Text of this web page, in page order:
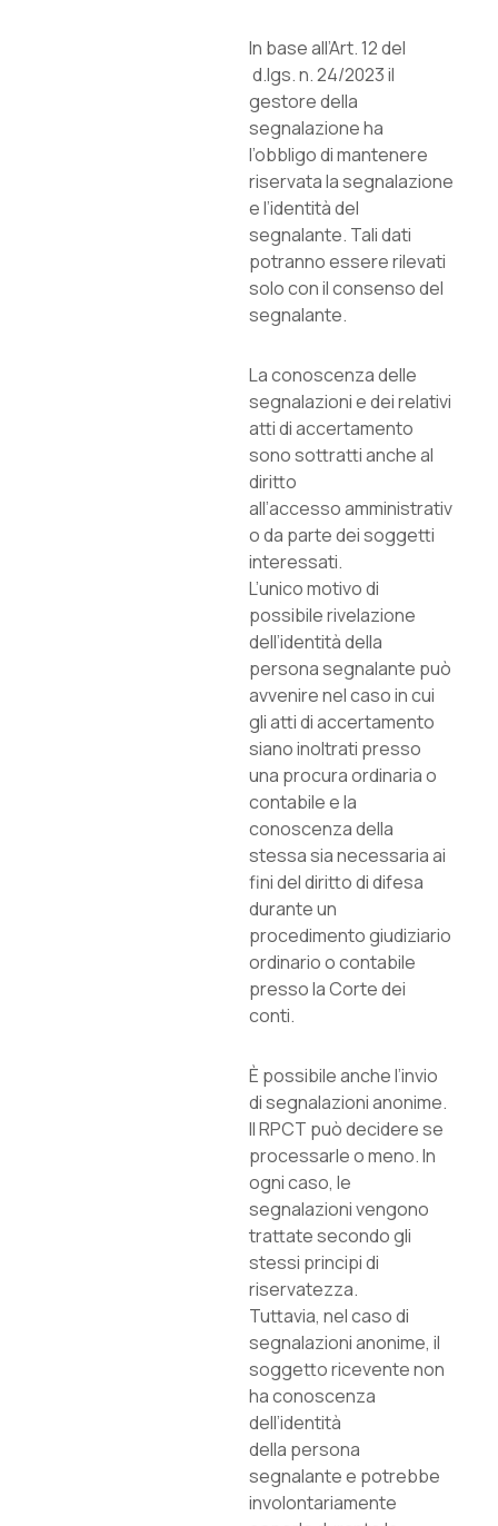
In base all’Art. 12 del
d.lgs. n. 24/2023 il
gestore della
segnalazione ha
l’obbligo di mantenere
riservata la segnalazione
e l’identità del
segnalante. Tali dati
potranno essere rilevati
solo con il consenso del
segnalante.
La conoscenza delle
segnalazioni e dei relativi
atti di accertamento
sono sottratti anche al
diritto
all’accesso amministrativ
o da parte dei soggetti
interessati.
L’unico motivo di
possibile rivelazione
dell’identità della
persona segnalante può
avvenire nel caso in cui
gli atti di accertamento
siano inoltrati presso
una procura ordinaria o
contabile e la
conoscenza della
stessa sia necessaria ai
fini del diritto di difesa
durante un
procedimento giudiziario
ordinario o contabile
presso la Corte dei
conti.
È possibile anche l’invio
di segnalazioni anonime.
Il RPCT può decidere se
processarle o meno. In
ogni caso, le
segnalazioni vengono
trattate secondo gli
stessi principi di
riservatezza.
Tuttavia, nel caso di
segnalazioni anonime, il
soggetto ricevente non
ha conoscenza
dell’identità
della persona
segnalante e potrebbe
involontariamente